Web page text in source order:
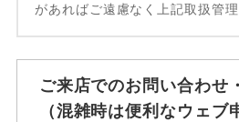
があればご遠慮なく上記取扱管
ご来店でのお問い合わせ
（混雑時は便利なウェブ